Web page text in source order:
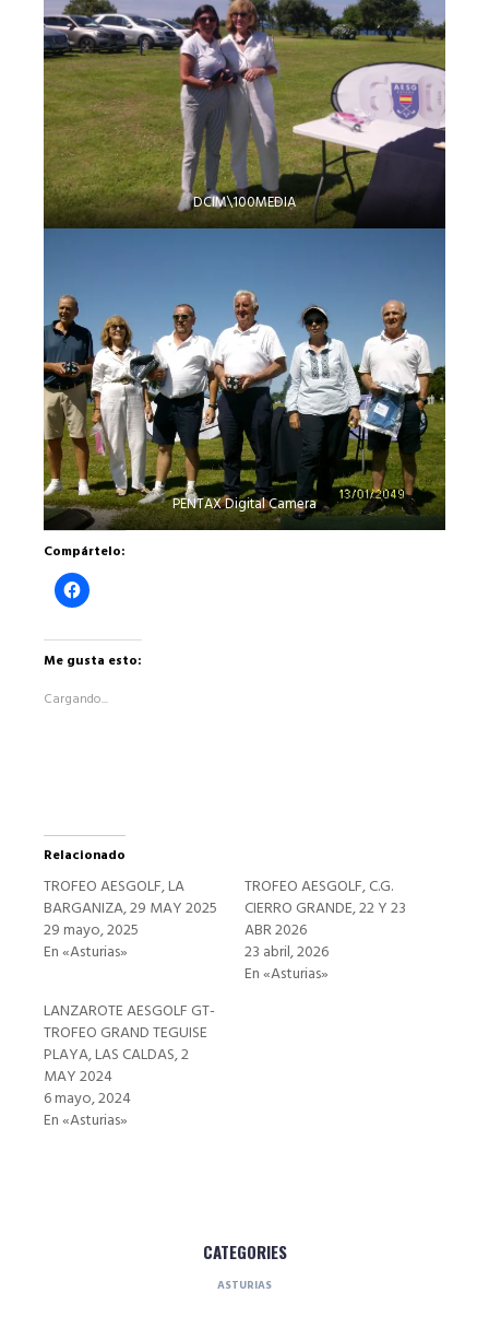
DCIM\100MEDIA
PENTAX Digital Camera
Compártelo:
Haz
clic
en
Facebook
en
Me gusta esto:
Cargando...
Relacionado
TROFEO AESGOLF, LA
BARGANIZA, 29 MAY 2025
29 mayo, 2025
En «Asturias»
TROFEO AESGOLF, C.G.
CIERRO GRANDE, 22 Y 23
ABR 2026
23 abril, 2026
En «Asturias»
LANZAROTE AESGOLF GT-
TROFEO GRAND TEGUISE
PLAYA, LAS CALDAS, 2
MAY 2024
6 mayo, 2024
En «Asturias»
CATEGORIES
ASTURIAS